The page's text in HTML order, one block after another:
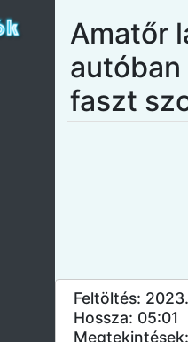
Amatőr
faszt
Feltöltés:
Hossza: 05:01